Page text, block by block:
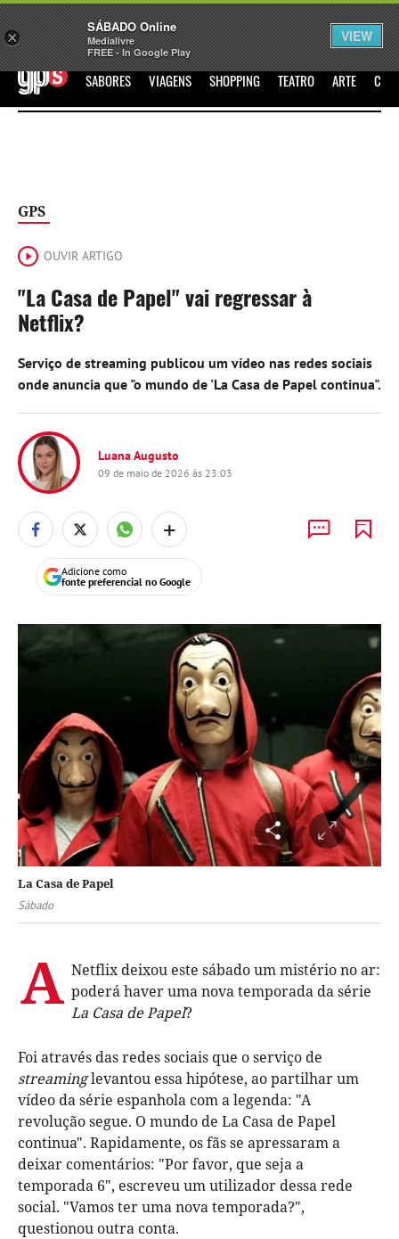
Sábado Assine Iniciar Sessão
GPS SABORES VIAGENS SHOPPING TEATRO ARTE
GPS
OUVIR ARTIGO
"La Casa de Papel" vai regressar à
Netflix?
Serviço de streaming publicou um vídeo nas redes sociais
onde anuncia que "o mundo de 'La Casa de Papel continua".
Luana Augusto
09 de maio de 2026 às 23:03
+
Adicione como
fonte preferencial no Google
La Casa de Papel
Sábado
A Netflix deixou este sábado um mistério no ar:
poderá haver uma nova temporada da série
La Casa de Papel?
Foi através das redes sociais que o serviço de
streaminglevantou essa hipótese, ao partilhar um
vídeo da série espanhola com a legenda: "A
revolução segue. O mundo de La Casa de Papel
continua". Rapidamente, os fãs se apressaram a
deixar comentários: "Por favor, que seja a
temporada 6", escreveu um utilizador dessa rede
social. "Vamos ter uma nova temporada?",
questionou outra conta.
×
SÁBADO Online
Medialivre
FREE - In Google Play
VIEW